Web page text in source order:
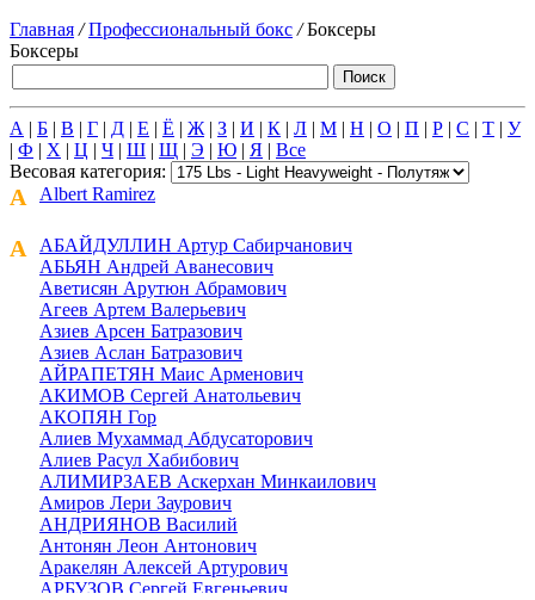
Главная / Профессиональный бокс /Боксеры
Боксеры
А | Б | В | Г | Д | Е | Ё | Ж | З | И | К | Л | М | Н | О | П | Р | С | Т | У
| Ф | Х | Ц | Ч | Ш | Щ | Э | Ю | Я | Все
Весовая категория:
A Albert Ramirez
А
АБАЙДУЛЛИН Артур Сабирчанович
АБЬЯН Андрей Аванесович
Аветисян Арутюн Абрамович
Агеев Артем Валерьевич
Азиев Арсен Батразович
Азиев Аслан Батразович
АЙРАПЕТЯН Маис Арменович
АКИМОВ Сергей Анатольевич
АКОПЯН Гор
Алиев Мухаммад Абдусаторович
Алиев Расул Хабибович
АЛИМИРЗАЕВ Аскерхан Минкаилович
Амиров Лери Заурович
АНДРИЯНОВ Василий
Антонян Леон Антонович
Аракелян Алексей Артурович
АРБУЗОВ Сергей Евгеньевич